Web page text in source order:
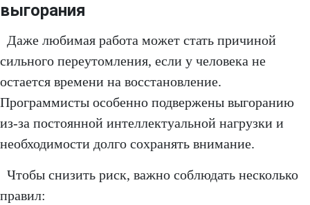
выгорания
Даже любимая работа может стать причиной
сильного переутомления, если у человека не
остается времени на восстановление.
Программисты особенно подвержены выгоранию
из-за постоянной интеллектуальной нагрузки и
необходимости долго сохранять внимание.
Чтобы снизить риск, важно соблюдать несколько
правил: